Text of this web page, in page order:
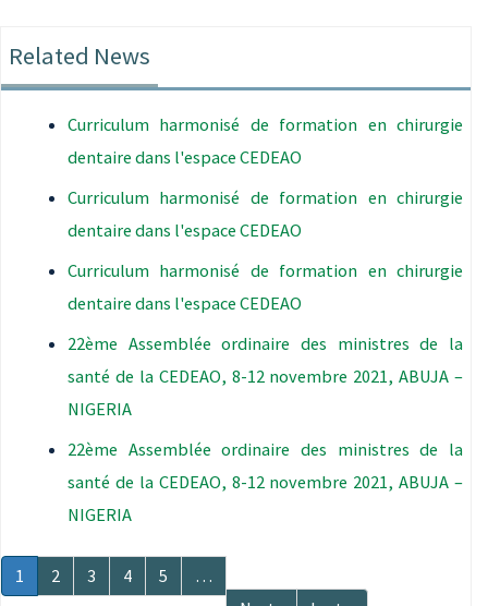
Related News
Curriculum harmonisé de formation en chirurgie
dentaire dans l'espace CEDEAO
Curriculum harmonisé de formation en chirurgie
dentaire dans l'espace CEDEAO
Curriculum harmonisé de formation en chirurgie
dentaire dans l'espace CEDEAO
22ème Assemblée ordinaire des ministres de la
santé de la CEDEAO, 8-12 novembre 2021, ABUJA –
NIGERIA
22ème Assemblée ordinaire des ministres de la
santé de la CEDEAO, 8-12 novembre 2021, ABUJA –
NIGERIA
Pagination
Page
courante
1 Page
2 Page
3 Page
4 Page
5
…